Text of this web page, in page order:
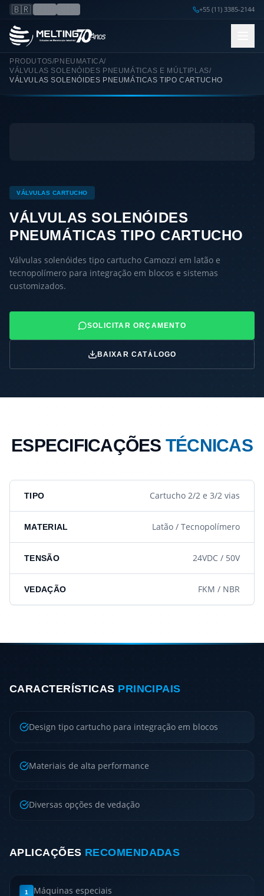
🇧🇷 +55 (11) 3385-2144
PRODUTOS/PNEUMATICA/
VÁLVULAS SOLENÓIDES PNEUMÁTICAS E MÚLTIPLAS/
VÁLVULAS SOLENÓIDES PNEUMÁTICAS TIPO CARTUCHO
VÁLVULAS CARTUCHO
VÁLVULAS SOLENÓIDES
PNEUMÁTICAS TIPO CARTUCHO
Válvulas solenóides tipo cartucho Camozzi em latão e
tecnopolímero para integração em blocos e sistemas
customizados.
SOLICITAR ORÇAMENTO
BAIXAR CATÁLOGO
ESPECIFICAÇÕES TÉCNICAS
TIPO Cartucho 2/2 e 3/2 vias
MATERIAL Latão / Tecnopolímero
TENSÃO 24VDC / 50V
VEDAÇÃO FKM / NBR
CARACTERÍSTICAS PRINCIPAIS
Design tipo cartucho para integração em blocos
Materiais de alta performance
Diversas opções de vedação
APLICAÇÕES RECOMENDADAS
1 Máquinas especiais